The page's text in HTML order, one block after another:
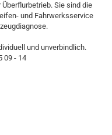
Sie sind die
und Fahrwerksservice
und unverbindlich.
09 - 14